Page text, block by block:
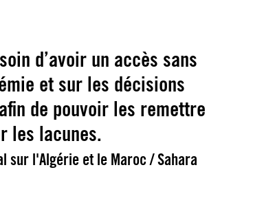
d’avoir un accès sans
et sur les décisions
de pouvoir les remettre
les lacunes.
sur l'Algérie et le Maroc / Sahara